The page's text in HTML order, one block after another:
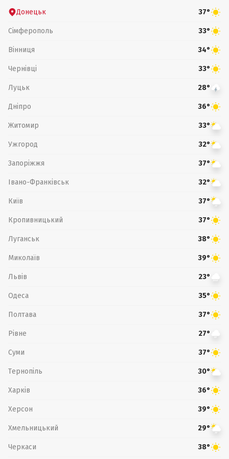
Донецьк 37°
Сімферополь 33°
Вінниця 34°
Чернівці 33°
Луцьк 28°
Дніпро 36°
Житомир 33°
Ужгород 32°
Запоріжжя 37°
Івано-Франківськ 32°
Київ 37°
Кропивницький 37°
Луганськ 38°
Миколаїв 39°
Львів 23°
Одеса 35°
Полтава 37°
Рівне 27°
Суми 37°
Тернопіль 30°
Харків 36°
Херсон 39°
Хмельницький 29°
Черкаси 38°